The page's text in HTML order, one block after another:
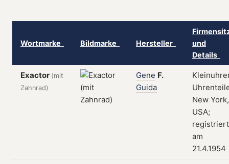
Wortmarke Bildmarke Hersteller
und
Details
Exactor (mit
Zahnrad)
Gene F.
Guida
New York,
USA;
registriert
am
21.4.1954